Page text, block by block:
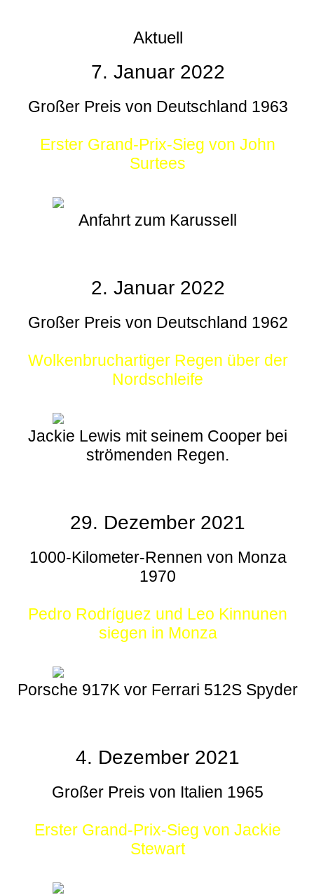
Aktuell
7. Januar 2022
Großer Preis von Deutschland 1963
Erster Grand-Prix-Sieg von John
Surtees
Anfahrt zum Karussell
2. Januar 2022
Großer Preis von Deutschland 1962
Wolkenbruchartiger Regen über der
Nordschleife
Jackie Lewis mit seinem Cooper bei
strömenden Regen.
29. Dezember 2021
1000-Kilometer-Rennen von Monza
1970
Pedro Rodríguez und Leo Kinnunen
siegen in Monza
Porsche 917K vor Ferrari 512S Spyder
4. Dezember 2021
Großer Preis von Italien 1965
Erster Grand-Prix-Sieg von Jackie
Stewart